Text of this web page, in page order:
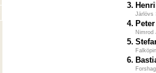
3.
Järlövs
4.
Nimrod
5.
6.